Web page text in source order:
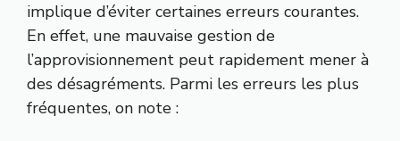
implique d’éviter certaines erreurs courantes.
En effet, une mauvaise gestion de
l’approvisionnement peut rapidement mener à
des désagréments. Parmi les erreurs les plus
fréquentes, on note :